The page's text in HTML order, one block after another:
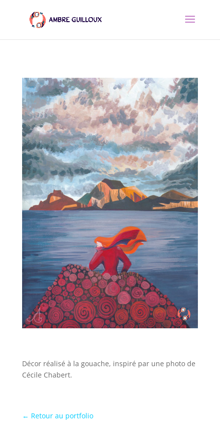
Décor réalisé à la gouache, inspiré par une photo de
Cécile Chabert.
← Retour au portfolio